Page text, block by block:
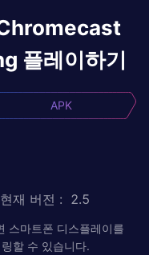
플레이하기
APK
현재 버전 : 2.5
스마트폰 디스플레이를
할 수 있습니다.